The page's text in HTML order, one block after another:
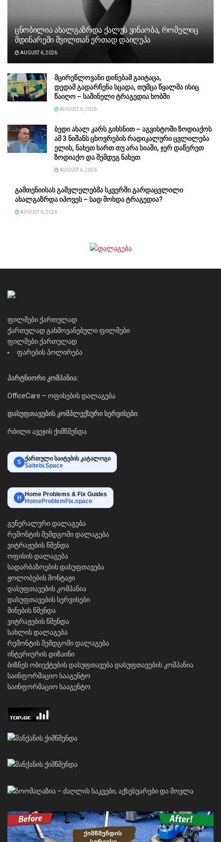
ცნობილია ახალგაზრდა ქალუს ვინაობა, რომელიც
მდინარეში შვილთან ერთად დაიღუპა
AUGUST 6, 2026
მცირეწლოვანი დინებამ გაიტაცა,
დედამ გადარჩენა სცადა, თუმცა წყალმა ისიც
წაიღო – საშინელი ტრაგედია ხობში
AUGUST 6, 2026
ბედი ახალ კარს გიხსნით – აგვისტოში ზოდიაქოს
ამ 3 ნიშანს ცხოვრების რადიკალური ცვლილება
ელის, ნახეთ ხართ თუ არა სიაში, ჯერ დაწერეთ
ზოდიაქო და შემდეგ ნახეთ
AUGUST 6, 2026
გამთენიისას გამვლელებმა სკვერში გარდაცვლილი
ახალგაზრდა იპოვეს – სად მოხდა ტრაგედია?
AUGUST 6, 2026
ფილმები ქართულად
ქართულად გახმოვანებული ფილმები
ფილმები ქართულად
ფარების პოლირება
პარტნიორი კომპანია:
OfficeCare – ოფისების დალაგება
დასუფთავების კომპლექსური სერვისები:
რბილი ავეჯის ქიმწმენდა
S ქართული საიტების კატალოგი
Saitebi.Space
H Home Problems & Fix Guides
HomeProblemFix.space
გენერალური დალაგება
რემონტის შემდგომი დალაგება
ვიტრაჟების წმენდა
ოფისის დალაგება
სადარბაზოების დასუფთავება
ჟოლობების მონტაჟი
დასუფთავების კომპანია
დასუფთავების სერვისები
მინების წმენდა
ვიტრაჟების წმენდა
სახლის დალაგება
რემონტის შემდგომი დალაგება
ინტერიერის დიზაინი
ბიზნეს ობიექტების დასუფთავებადასუფთავების კომპანია
საინფორმაციო სააგენტო
საინფორმაციო სააგენტო